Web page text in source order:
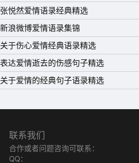
张悦然爱情语录经典精选
新浪微博爱情语录集锦
关于伤心爱情经典语录精选
表达爱情逝去的伤感句子精选
关于爱情的经典句子语录精选
联系我们
合作或者问题咨询可联系：
QQ：